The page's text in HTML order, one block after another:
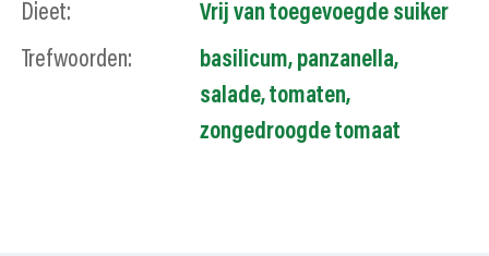
Dieet:
Vrij van toegevoegde suiker
Trefwoorden:
basilicum, panzanella,
salade, tomaten,
zongedroogde tomaat